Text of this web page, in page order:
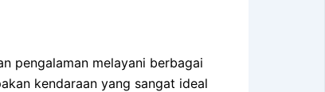
pengalaman melayani berbagai
kendaraan yang sangat ideal